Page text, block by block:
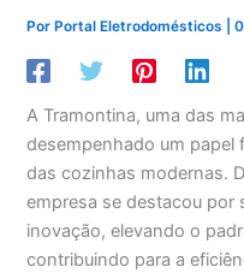
PorPortal Eletrodomésticos |
A Tramontina, uma das
desempenhado um papel
das cozinhas modernas.
empresa se destacou por
inovação, elevando o
contribuindo para a